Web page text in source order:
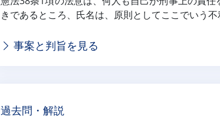
きであるところ、氏名は、原則としてここでいう不
事案と判旨を見る
過去問・解説